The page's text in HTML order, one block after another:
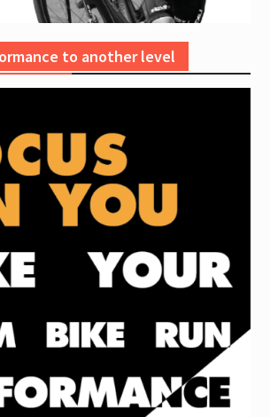
to another level